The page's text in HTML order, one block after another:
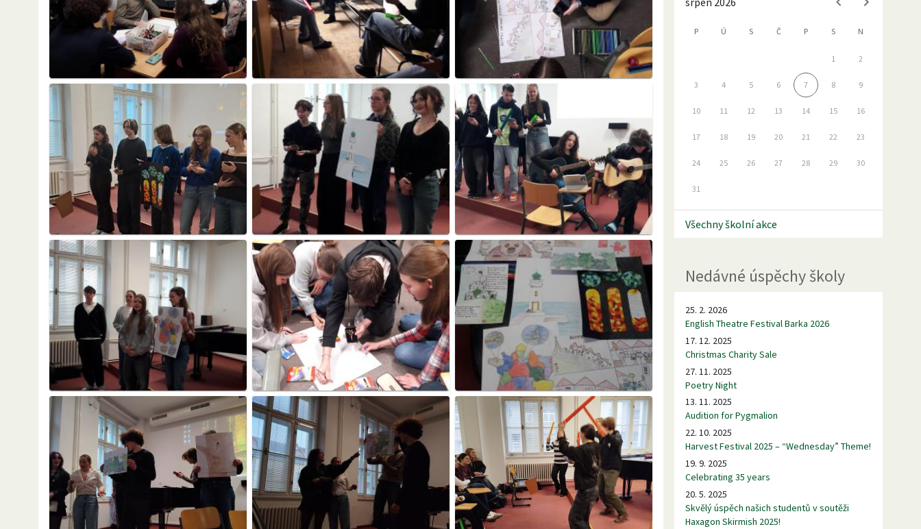
P Ú S Č P S N
1 2
3 4 5 6 7 8 9
10 11 12 13 14 15 16
17 18 19 20 21 22 23
24 25 26 27 28 29 30
31
Všechny školní akce
Nedávné úspěchy školy
25. 2. 2026
English Theatre Festival Barka 2026
17. 12. 2025
Christmas Charity Sale
27. 11. 2025
Poetry Night
13. 11. 2025
Audition for Pygmalion
22. 10. 2025
Harvest Festival 2025 – “Wednesday” Theme!
19. 9. 2025
Celebrating 35 years
20. 5. 2025
Skvělý úspěch našich studentů v soutěži
Haxagon Skirmish 2025!